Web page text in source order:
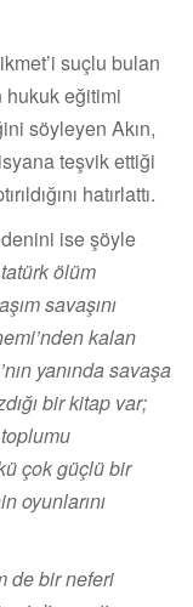
suçlu bulan
hukuk eğitimi
söyleyen Akın,
teşvik ettiği
hatırlattı.
ise şöyle
ölüm
savaşını
kalan
yanında savaşa
bir kitap var;
çok güçlü bir
oyunlarını
de bir neferi